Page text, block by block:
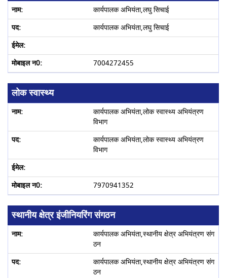
कार्यपालक अभियंता,लघु सिचाई
कार्यपालक अभियंता,लघु सिचाई
7004272455
लोक स्वास्थ्य
कार्यपालक अभियंता,लोक स्वास्थ्य अभियंत्रण
विभाग
कार्यपालक अभियंता,लोक स्वास्थ्य अभियंत्रण
विभाग
7970941352
स्थानीय क्षेत्र इंजीनियरिंग संगठन
कार्यपालक अभियंता,स्थानीय क्षेत्र अभियंत्रण संग
ठन
कार्यपालक अभियंता,स्थानीय क्षेत्र अभियंत्रण संग
ठन